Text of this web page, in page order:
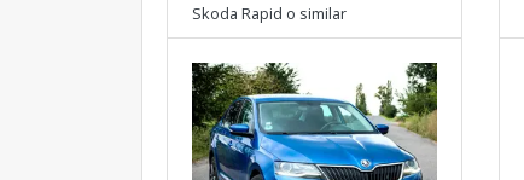
Skoda Rapid o similar